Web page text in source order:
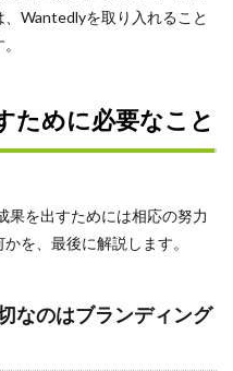
Wantedlyを取り入れること
ために必要なこと
果を出すためには相応の努力
を、最後に解説します。
なのはブランディング